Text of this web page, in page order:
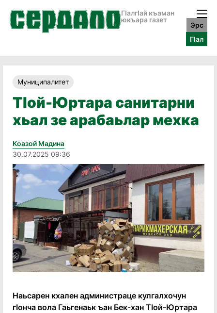
ГӀалгӀай къаман
юкъара газет
Эрс
ГӀал
Муниципалитет
ТӀой-Юртара санитарни
хьал зе арабаьлар мехка
Коазой Мадина
30.07.2025 09:36
Наьсарен кхален администраце кулгалхочун
гӀонча вола Гаьгенаьк ъан Бек-хан ТӀой-Юртара